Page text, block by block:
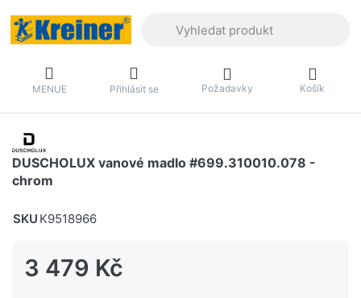
MENUE Přihlásit se Požadavky Košík
DUSCHOLUX vanové madlo #699.310010.078 -
chrom
SKU K9518966
3 479 Kč